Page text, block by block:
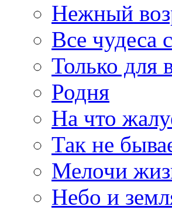
Нежный
Все чудеса
Только для
Родня
На что
Так не
Мелочи
Небо и